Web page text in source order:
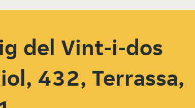
del Vint-i-dos
432, Terrassa,